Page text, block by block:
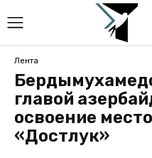
Лента
главой
освоение
«Достлук»